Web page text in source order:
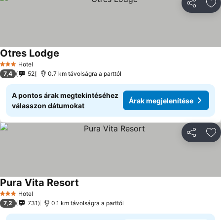
3 Kategória
Hotel
Otres Lodge
7,4 52 0.7 km távolságra a parttól
A pontos árak megtekintéséhez
válasszon dátumokat
Árak megjelenítése
3 Kategória
Hotel
Pura Vita Resort
7,2 731 0.1 km távolságra a parttól